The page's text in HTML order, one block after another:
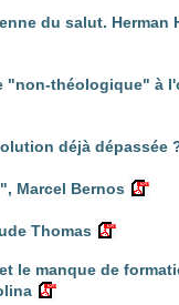
du salut. Herman
"non-théologique" à
déjà dépassée
Marcel Bernos
Thomas
le manque de